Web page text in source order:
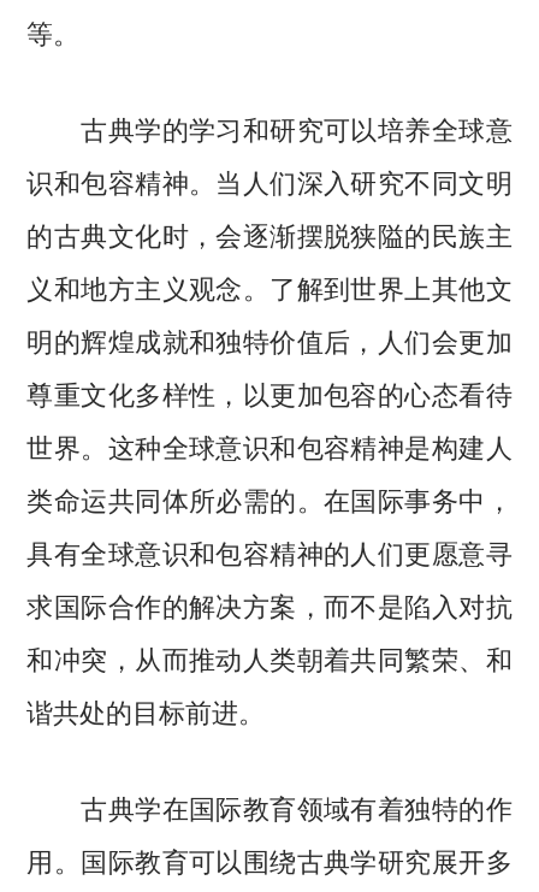
等。
古典学的学习和研究可以培养全球意
识和包容精神。当人们深入研究不同文明
的古典文化时，会逐渐摆脱狭隘的民族主
义和地方主义观念。了解到世界上其他文
明的辉煌成就和独特价值后，人们会更加
尊重文化多样性，以更加包容的心态看待
世界。这种全球意识和包容精神是构建人
类命运共同体所必需的。在国际事务中，
具有全球意识和包容精神的人们更愿意寻
求国际合作的解决方案，而不是陷入对抗
和冲突，从而推动人类朝着共同繁荣、和
谐共处的目标前进。
古典学在国际教育领域有着独特的作
用。国际教育可以围绕古典学研究展开多